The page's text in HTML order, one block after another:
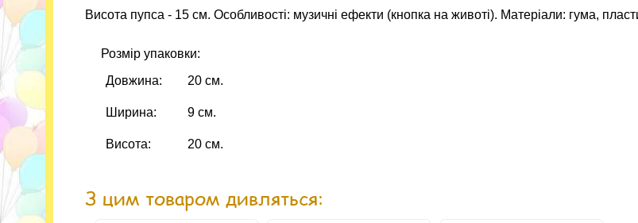
Висота пупса - 15 см. Особливості: музичні ефекти (кнопка на животі). Матеріали: гума,
Розмір упаковки:
Довжина:
20 см.
Ширина: 9 см.
Висота: 20 см.
З цим товаром дивляться: